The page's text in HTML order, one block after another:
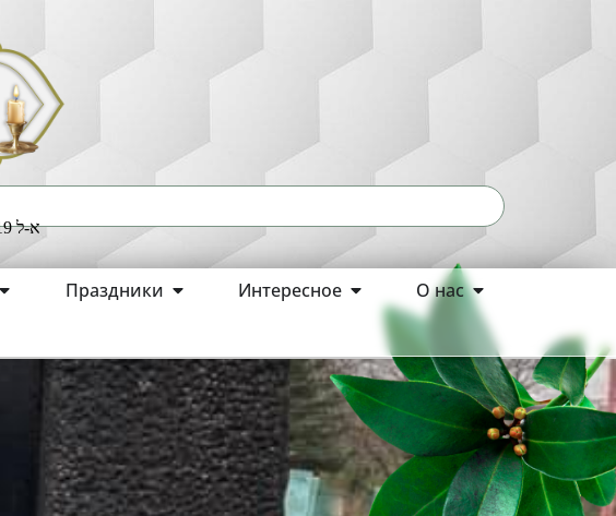
Теилим на сегодня - 25 Ава: главы 119 א-ל
Праздники Интересное
О нас